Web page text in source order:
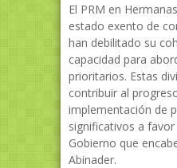
El PRM en
estado exento de
han debilitado su
capacidad para
prioritarios. Estas
contribuir al
implementación de
significativos a
Gobierno que
Abinader.